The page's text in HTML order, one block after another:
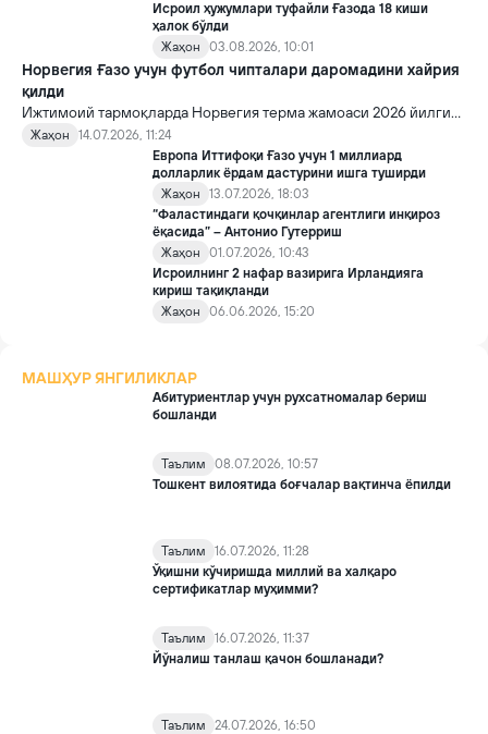
Исроил ҳужумлари туфайли Ғазода 18 киши
ҳалок бўлди
Жаҳон
03.08.2026, 10:01
Норвегия Ғазо учун футбол чипталари даромадини хайрия
қилди
Ижтимоий тармоқларда Норвегия терма жамоаси 2026 йилги
FIFA Жаҳон чемпионатидан олган барча мукофот пулини Ғазога
хайрия қилгани ҳақида хабарлар тарқалди.
Жаҳон
14.07.2026, 11:24
Европа Иттифоқи Ғазо учун 1 миллиард
долларлик ёрдам дастурини ишга туширди
Жаҳон
13.07.2026, 18:03
“Фаластиндаги қочқинлар агентлиги инқироз
ёқасида” – Антонио Гутерриш
Жаҳон
01.07.2026, 10:43
Исроилнинг 2 нафар вазирига Ирландияга
кириш тақиқланди
Жаҳон
06.06.2026, 15:20
МАШҲУР ЯНГИЛИКЛАР
Абитуриентлар учун рухсатномалар бериш
бошланди
Таълим
08.07.2026, 10:57
Тошкент вилоятида боғчалар вақтинча ёпилди
Таълим
16.07.2026, 11:28
Ўқишни кўчиришда миллий ва халқаро
сертификатлар муҳимми?
Таълим
16.07.2026, 11:37
Йўналиш танлаш қачон бошланади?
Таълим
24.07.2026, 16:50